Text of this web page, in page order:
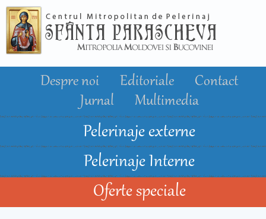
conţinutul
principal
Despre noi Editoriale
Contact
Jurnal
Multimedia
Pelerinaje externe
Pelerinaje Interne
Oferte speciale